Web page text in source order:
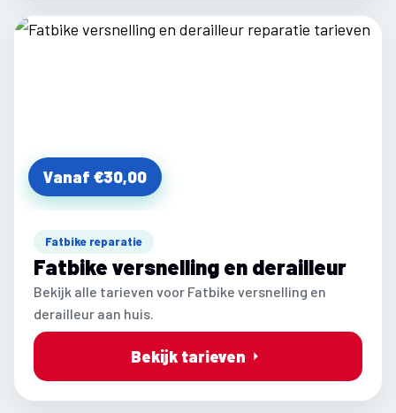
Vanaf €30,00
Fatbike reparatie
Fatbike versnelling en derailleur
Bekijk alle tarieven voor Fatbike versnelling en
derailleur aan huis.
Bekijk tarieven